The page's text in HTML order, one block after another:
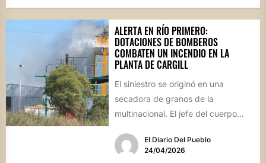
ALERTA EN RÍO PRIMERO:
DOTACIONES DE BOMBEROS
COMBATEN UN INCENDIO EN LA
PLANTA DE CARGILL
El siniestro se originó en una
secadora de granos de la
multinacional. El jefe del cuerpo
El Diario Del Pueblo
24/04/2026